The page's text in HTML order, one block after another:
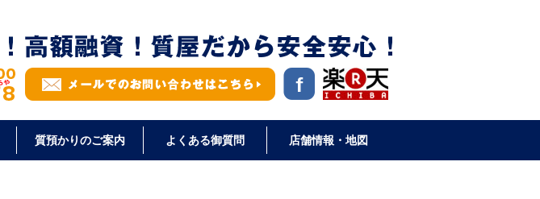
質預かりのご案内 よくある御質問 店舗情報・地図